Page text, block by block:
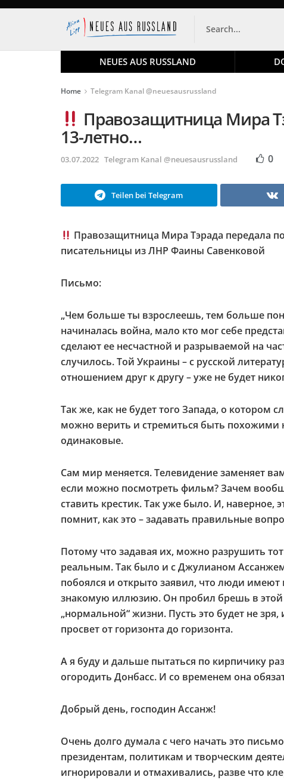
NEUES AUS RUSSLAND
Home Telegram Kanal @neuesausrussland
Правозащитница Мира
13-летно…
03.07.2022 Telegram Kanal @neuesausrussland 0
Teilen bei Telegram
Правозащитница Мира Тэрада передала
писательницы из ЛНР Фаины Савенковой
Письмо:
„Чем больше ты взрослеешь, тем больше
начиналась война, мало кто мог себе
сделают ее несчастной и разрываемой на
случилось. Той Украины – с русской
отношением друг к другу – уже не будет
Так же, как не будет того Запада, о
можно верить и стремиться быть
одинаковые.
Сам мир меняется. Телевидение заменяет
если можно посмотреть фильм? Зачем
ставить крестик. Так уже было. И, наверное,
помнит, как это – задавать правильные
Потому что задавая их, можно разрушить
реальным. Так было и с Джулианом
побоялся и открыто заявил, что люди
знакомую иллюзию. Он пробил брешь в этой
„нормальной“ жизни. Пусть это будет не
просвет от горизонта до горизонта.
А я буду и дальше пытаться по кирпичику
огородить Донбасс. И со временем она
Добрый день, господин Ассанж!
Очень долго думала с чего начать это
президентам, политикам и творческим
игнорировали и отмахивались, разве что